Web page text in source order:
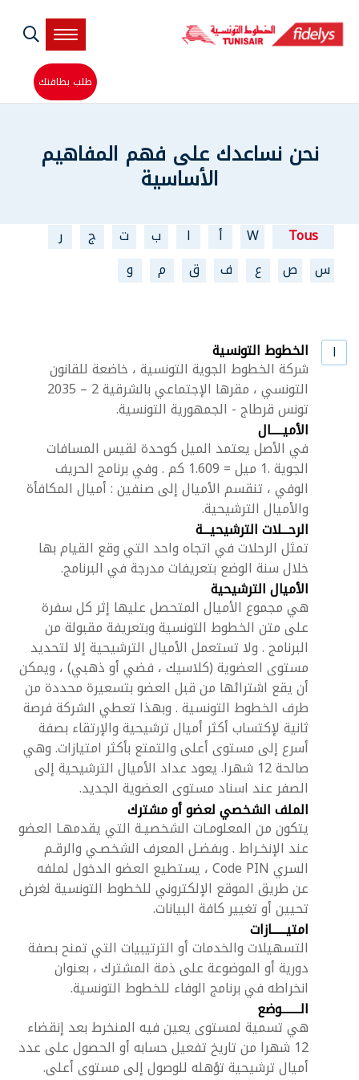
طلب بطاقتك
نحن نساعدك على فهم المفاهيم
الأساسية
Tous
W أ ا ب ت ج
ر
س
ص ع ف ق م و
ا الخطوط التونسية
شركة الخطوط الجوية التونسية ، خاضعة للقانون
التونسي ، مقرها الإجتماعي بالشرقية 2 – 2035
تونس قرطاج - الجمهورية التونسية.
الأميـــــال
في الأصل يعتمد الميل كوحدة لقيس المسافات
الجوية .1 ميل = 1.609 كم . وفي برنامج الحريف
الوفي ، تنقسم الأميال إلى صنفين : أميال المكافأة
والأميال الترشيحية.
الرحـــلات الترشيحيـــة
تمثل الرحلات في اتجاه واحد التي وقع القيام بها
خلال سنة الوضع بتعريفات مدرجة في البرنامج.
الأميال الترشيحية
هي مجموع الأميال المتحصل عليها إثر كل سفرة
على متن الخطوط التونسية وبتعريفة مقبولة من
البرنامج . ولا تستعمل الأميال الترشيحية إلا لتحديد
مستوى العضوية (كلاسيك ، فضي أو ذهبي) ، ويمكن
أن يقع اشترائها من قبل العضو بتسعيرة محددة من
طرف الخطوط التونسية . وبهذا تعطي الشركة فرصة
ثانية لإكتساب أكثر أميال ترشيحية والإرتقاء بصفة
أسرع إلى مستوى أعلى والتمتع بأكثر امتيازات. وهي
صالحة 12 شهرا. يعود عداد الأميال الترشيحية إلى
الصفر عند اسناد مستوى العضوية الجديد.
الملف الشخصي لعضو أو مشترك
يتكون من المعلومـات الشخصيـة التي يقدمهـا العضو
عند الإنخـراط . وبفضـل المعرف الشخصـي والرقـم
السري Code PIN ، يستطيع العضو الدخول لملفه
عن طريق الموقع الإلكتروني للخطوط التونسية لغرض
تحيين أو تغيير كافة البيانات.
امتيــــــازات
التسهيلات والخدمات أو الترتيبيات التي تمنح بصفة
دورية أو الموضوعة على ذمة المشترك ، بعنوان
انخراطه في برنامج الوفاء للخطوط التونسية.
الــــــــوضع
هي تسمية لمستوى يعين فيه المنخرط بعد إنقضاء
12 شهرا من تاريخ تفعيل حسابه أو الحصول على عدد
أميال ترشيحية تؤهله للوصول إلى مستوى أعلى.